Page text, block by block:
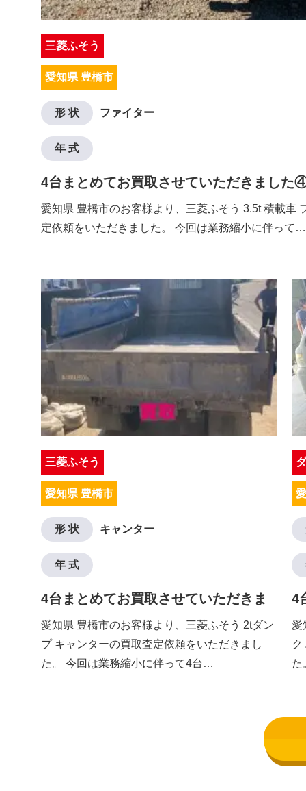
三菱ふそう
愛知県 豊橋市
形 状 ファイター
年 式
4台まとめてお買取させていただきました
愛知県 豊橋市のお客様より、三菱ふそう 3.5t 積載車
定依頼をいただきました。 今回は業務縮小に伴って…
三菱ふそう
愛知県 豊橋市
形 状 キャンター
年 式
4台まとめてお買取させていただきま
した③
愛知県 豊橋市のお客様より、三菱ふそう 2tダン
プ キャンターの買取査定依頼をいただきまし
た。 今回は業務縮小に伴って4台…
4
愛
ク
た